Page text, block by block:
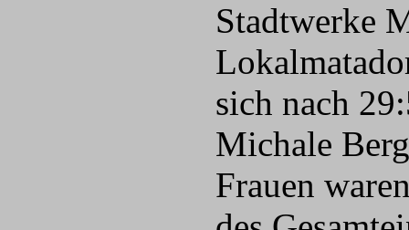
Stadtwerke
sich nach
Michale
Frauen